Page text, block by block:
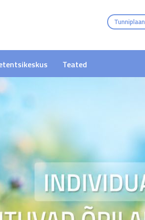
Tunniplaan
Teated